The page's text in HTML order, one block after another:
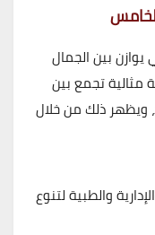
بين الجمال
مثالية تجمع بين
ويظهر ذلك من خلال
والطبية لتنوع